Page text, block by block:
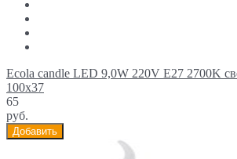
Ecola candle LED 9,0W 220V E27 2700K
100x37
65
руб.
Добавить